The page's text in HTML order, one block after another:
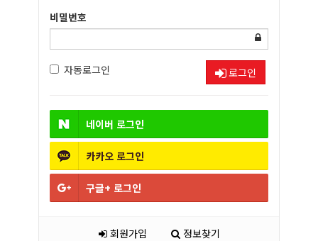
비밀번호
자동로그인 로그인
네이버 로그인
카카오 로그인
구글+ 로그인
회원가입 정보찾기